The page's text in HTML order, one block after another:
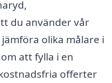
du använder vår
olika målare i
att fylla i en
offerter